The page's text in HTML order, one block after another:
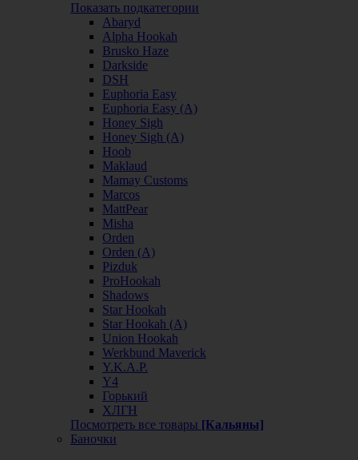
Показать подкатегории
Abaryd
Alpha Hookah
Brusko Haze
Darkside
DSH
Euphoria Easy
Euphoria Easy (А)
Honey Sigh
Honey Sigh (А)
Hoob
Maklaud
Mamay Customs
Marcos
MattPear
Misha
Orden
Orden (А)
Pizduk
ProHookah
Shadows
Star Hookah
Star Hookah (А)
Union Hookah
Werkbund Maverick
Y.K.A.P.
Y4
Горький
ХЛГН
Посмотреть все товары [Кальяны]
Баночки